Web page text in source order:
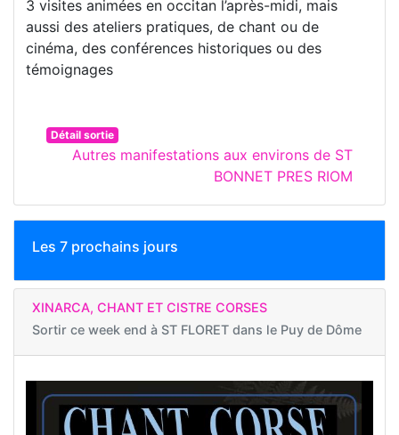
3 visites animées en occitan l’après-midi, mais
aussi des ateliers pratiques, de chant ou de
cinéma, des conférences historiques ou des
témoignages
Détail sortie
Autres manifestations aux environs de ST
BONNET PRES RIOM
Les 7 prochains jours
XINARCA, CHANT ET CISTRE CORSES
Sortir ce week end à ST FLORET dans le Puy de Dôme